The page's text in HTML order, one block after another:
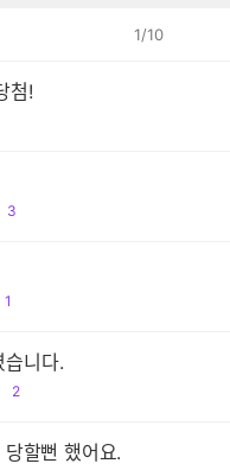
1/10
첨!
댓
3
댓1
니다.
댓
2
할뻔 했어요.